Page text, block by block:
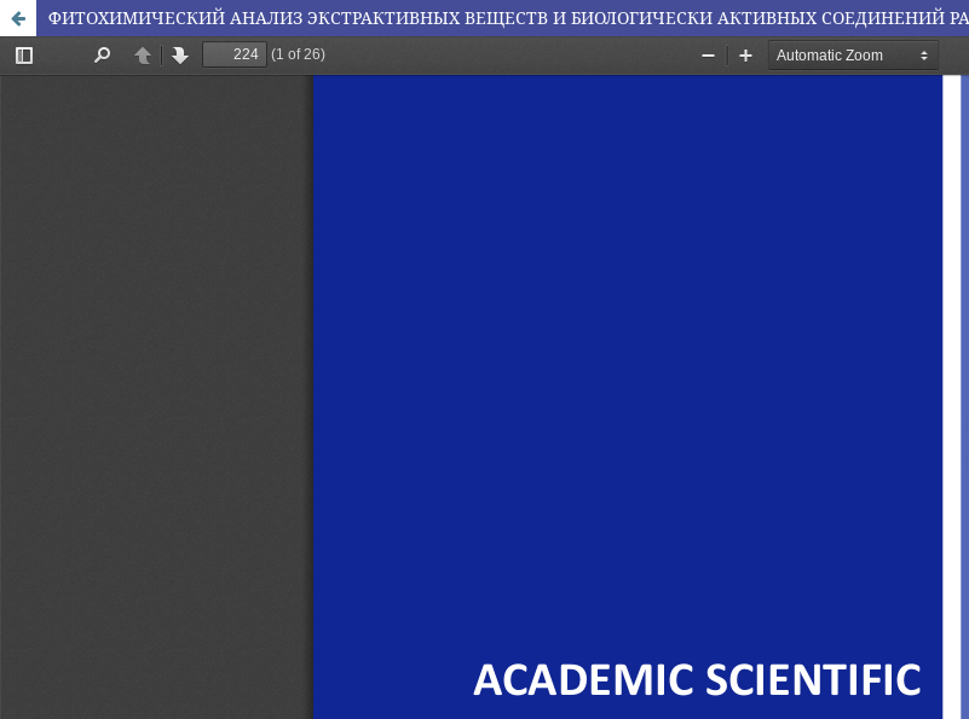
ФИТОХИМИЧЕСКИЙ АНАЛИЗ ЭКСТРАКТИВНЫХ ВЕЩЕСТВ И БИОЛОГИЧЕСКИ АКТИВНЫХ СОЕДИНЕНИЙ